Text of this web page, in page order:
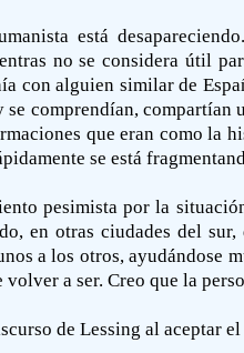
está
no se considera útil
con alguien similar de
se comprendían, compartían
que eran como la
se está
pesimista por la
en otras ciudades del
a los otros, ayudándose
volver a ser. Creo que la
de Lessing al aceptar